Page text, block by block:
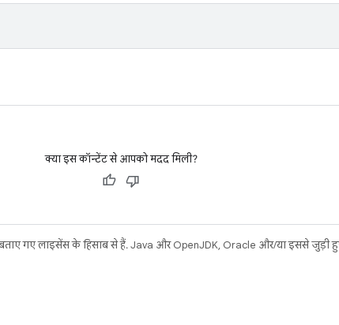
क्या इस कॉन्टेंट से आपको मदद मिली?
गए लाइसेंस के हिसाब से हैं. Java और OpenJDK, Oracle और/या इससे जुड़ी हुई